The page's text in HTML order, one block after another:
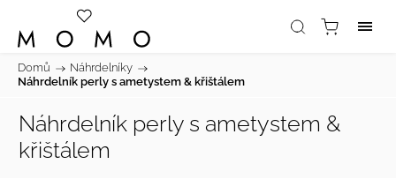
Domů / Náhrdelníky /
Náhrdelník perly s ametystem & křištálem
Náhrdelník perly s ametystem &
křištálem